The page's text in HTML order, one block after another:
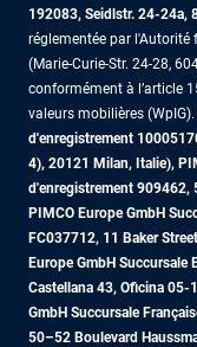
192083, Seidlstr. 24-24a,
réglementée par l'Autorité
(Marie-Curie-Str. 24-28,
conformément à l’article
valeurs mobilières (WpIG).
d'enregistrement
4), 20121 Milan, Italie),
d'enregistrement 909462,
PIMCO Europe GmbH
FC037712, 11 Baker
Europe GmbH Succursale
Castellana 43, Oficina 05-
GmbH Succursale
50–52 Boulevard